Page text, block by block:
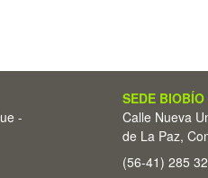
-
SEDE BIOBÍO
Calle Nueva
de La Paz,
(56-41) 285